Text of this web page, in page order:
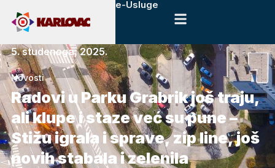
e-Usluge
5. studenoga, 2025.
Novosti
Radovi u Parku Grabrik još traju,
ali klupe i staze već su pune –
Stižu igrala i sprave, zip line, još
novih stabala i zelenila